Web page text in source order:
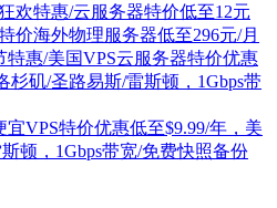
欢特惠/云服务器特价低至12元
价海外物理服务器低至296元/月
特惠/美国VPS云服务器特价优惠
杉矶/圣路易斯/雷斯顿，1Gbps带
宜VPS特价优惠低至$9.99/年，美
顿，1Gbps带宽/免费快照备份